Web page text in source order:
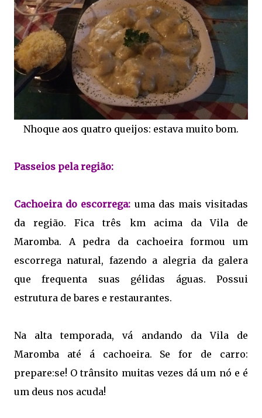
Nhoque aos quatro queijos: estava muito bom.
Passeios pela região:
Cachoeira do escorrega: uma das mais visitadas
da região. Fica três km acima da Vila de
Maromba. A pedra da cachoeira formou um
escorrega natural, fazendo a alegria da galera
que frequenta suas gélidas águas. Possui
estrutura de bares e restaurantes.
Na alta temporada, vá andando da Vila de
Maromba até á cachoeira. Se for de carro:
prepare:se! O trânsito muitas vezes dá um nó e é
um deus nos acuda!